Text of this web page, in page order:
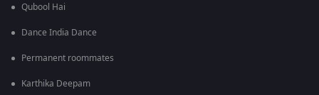
Qubool Hai
Dance India Dance
Permanent roommates
Karthika Deepam